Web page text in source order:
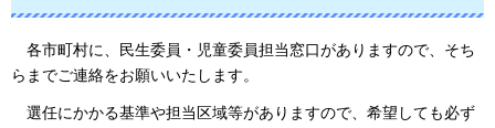
各市町村に、民生委員・児童委員担当窓口がありますので、そち
らまでご連絡をお願いいたします。
選任にかかる基準や担当区域等がありますので、希望しても必ず